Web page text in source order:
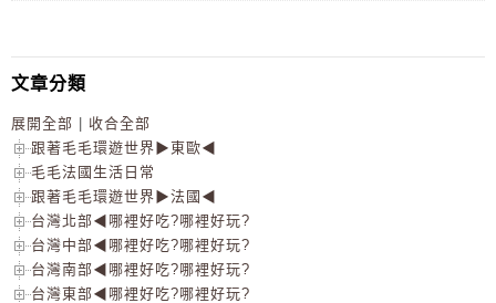
文章分類
展開全部
收合全部
跟著毛毛環遊世界▶東歐◀
毛毛法國生活日常
跟著毛毛環遊世界▶法國◀
台灣北部◀哪裡好吃?哪裡好玩?
台灣中部◀哪裡好吃?哪裡好玩?
台灣南部◀哪裡好吃?哪裡好玩?
台灣東部◀哪裡好吃?哪裡好玩?